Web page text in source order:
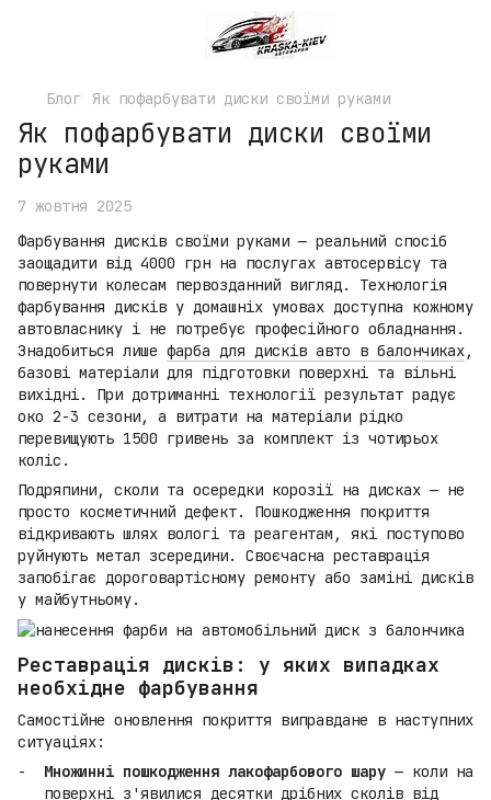
Блог Як пофарбувати диски своїми руками
Як пофарбувати диски своїми
руками
7 жовтня 2025
Фарбування дисків своїми руками — реальний спосіб
заощадити від 4000 грн на послугах автосервісу та
повернути колесам первозданний вигляд. Технологія
фарбування дисків у домашніх умовах доступна кожному
автовласнику і не потребує професійного обладнання.
Знадобиться лише фарба для дисків авто в балончиках,
базові матеріали для підготовки поверхні та вільні
вихідні. При дотриманні технології результат радує
око 2-3 сезони, а витрати на матеріали рідко
перевищують 1500 гривень за комплект із чотирьох
коліс.
Подряпини, сколи та осередки корозії на дисках — не
просто косметичний дефект. Пошкодження покриття
відкривають шлях вологі та реагентам, які поступово
руйнують метал зсередини. Своєчасна реставрація
запобігає дороговартісному ремонту або заміні дисків
у майбутньому.
Реставрація дисків: у яких випадках
необхідне фарбування
Самостійне оновлення покриття виправдане в наступних
ситуаціях:
Множинні пошкодження лакофарбового шару — коли на
поверхні з'явилися десятки дрібних сколів від